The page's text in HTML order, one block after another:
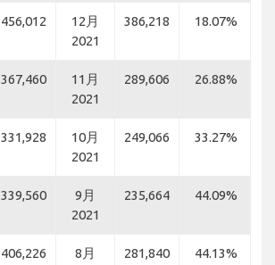
456,012
12月
2021
386,218 18.07%
367,460
11月
2021
289,606 26.88%
331,928
10月
2021
249,066 33.27%
339,560
9月
2021
235,664 44.09%
406,226
8月
281,840 44.13%